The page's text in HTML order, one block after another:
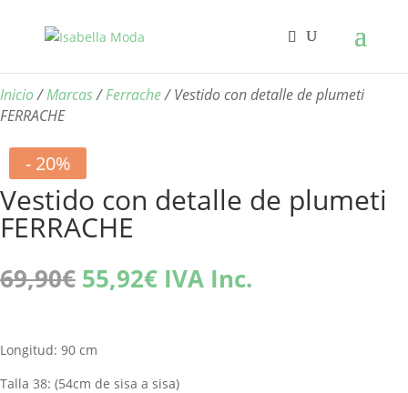
Inicio/Marcas/Ferrache/ Vestido con detalle de plumeti
FERRACHE
- 20%
Vestido con detalle de plumeti
FERRACHE
69,90€ El
precio
era:
69,90€.
55,92€El
precio
IVA Inc.
Longitud: 90 cm
Talla 38: (54cm de sisa a sisa)